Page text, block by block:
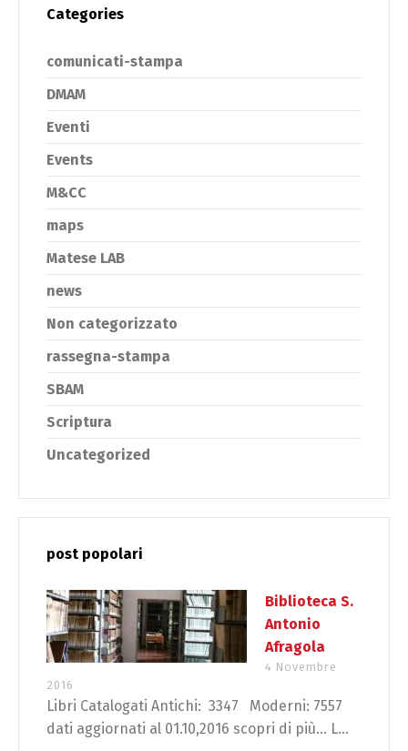
Categories
comunicati-stampa
DMAM
Eventi
Events
M&CC
maps
Matese LAB
news
Non categorizzato
rassegna-stampa
SBAM
Scriptura
Uncategorized
post popolari
Biblioteca S.
Antonio
Afragola
4 Novembre
2016
Libri Catalogati Antichi: 3347 Moderni: 7557
dati aggiornati al 01.10,2016 scopri di più… L...